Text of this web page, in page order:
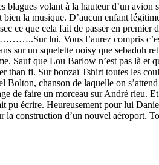
volant à la hauteur d’un
la musique. D’aucun enfant
ce que cela fait de passer en
lui. Vous l’aurez compris
sur un squelette noisy que
Sauf que Lou Barlow n’est pas là et
fi. Sur bonzaï Tshirt toutes les
chanson de laquelle on
de faire un morceau sur André rieu.
écrire. Heureusement pour lui
construction d’un nouvel aéroport.